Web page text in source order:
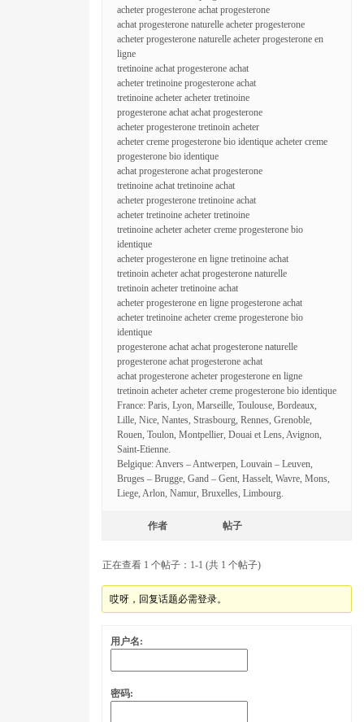
acheter progesterone achat progesterone
achat progesterone naturelle acheter progesterone
acheter progesterone naturelle acheter progesterone en
ligne
tretinoine achat progesterone achat
acheter tretinoine progesterone achat
tretinoine acheter acheter tretinoine
progesterone achat achat progesterone
acheter progesterone tretinoin acheter
acheter creme progesterone bio identique acheter creme
progesterone bio identique
achat progesterone achat progesterone
tretinoine achat tretinoine achat
acheter progesterone tretinoine achat
acheter tretinoine acheter tretinoine
tretinoine acheter acheter creme progesterone bio
identique
acheter progesterone en ligne tretinoine achat
tretinoin acheter achat progesterone naturelle
tretinoin acheter tretinoine achat
acheter progesterone en ligne progesterone achat
acheter tretinoine acheter creme progesterone bio
identique
progesterone achat achat progesterone naturelle
progesterone achat progesterone achat
achat progesterone acheter progesterone en ligne
tretinoin acheter acheter creme progesterone bio identique
France: Paris, Lyon, Marseille, Toulouse, Bordeaux,
Lille, Nice, Nantes, Strasbourg, Rennes, Grenoble,
Rouen, Toulon, Montpellier, Douai et Lens, Avignon,
Saint-Etienne.
Belgique: Anvers – Antwerpen, Louvain – Leuven,
Bruges – Brugge, Gand – Gent, Hasselt, Wavre, Mons,
Liege, Arlon, Namur, Bruxelles, Limbourg.
作者 帖子
正在查看 1 个帖子：1-1 (共 1 个帖子)
哎呀，回复话题必需登录。
用户名:
密码: